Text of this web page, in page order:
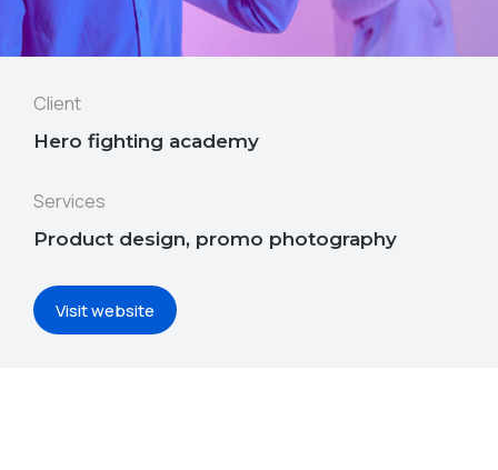
Client
Hero fighting academy
Services
Product design, promo photography
Visit website